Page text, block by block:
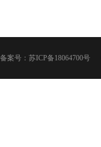
备案号： 苏ICP备18064700号